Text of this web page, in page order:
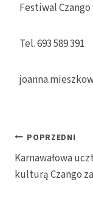
Festiwal Czango
Tel. 693 589 391
Nawigacja
wpisu
POPRZEDNI
Karnawałowa
kulturą Czango